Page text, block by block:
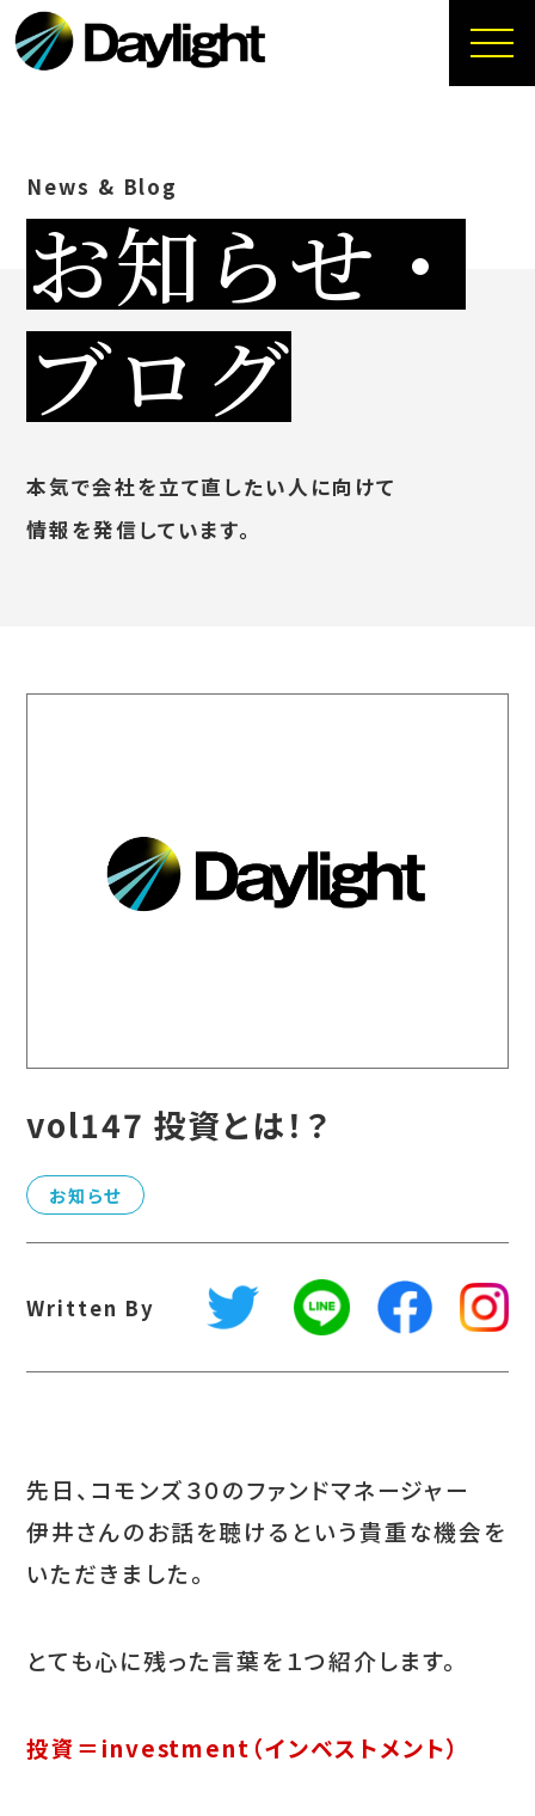
News & Blog
お知らせ・
ブログ
本気で会社を立て直したい人に向けて
情報を発信しています。
vol147 投資とは！？
お知らせ
Written By
先日、コモンズ３０のファンドマネージャー
伊井さんのお話を聴けるという貴重な機会を
いただきました。
とても心に残った言葉を１つ紹介します。
投資＝investment（インベストメント）